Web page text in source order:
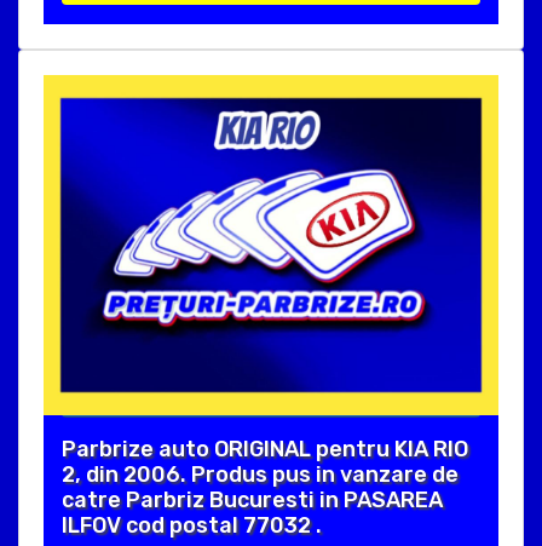
Parbrize auto ORIGINAL pentru KIA RIO
2, din 2006. Produs pus in vanzare de
catre Parbriz Bucuresti in PASAREA
ILFOV cod postal 77032 .